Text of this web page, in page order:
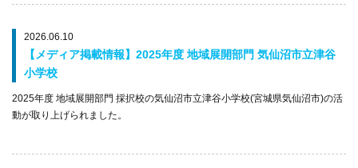
2026.06.10
【メディア掲載情報】2025年度 地域展開部門 気仙沼市立津谷
小学校
2025年度 地域展開部門 採択校の気仙沼市立津谷小学校(宮城県気仙沼市)の活
動が取り上げられました。